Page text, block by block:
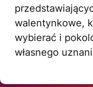
walentynkowe,
wybierać i
własnego